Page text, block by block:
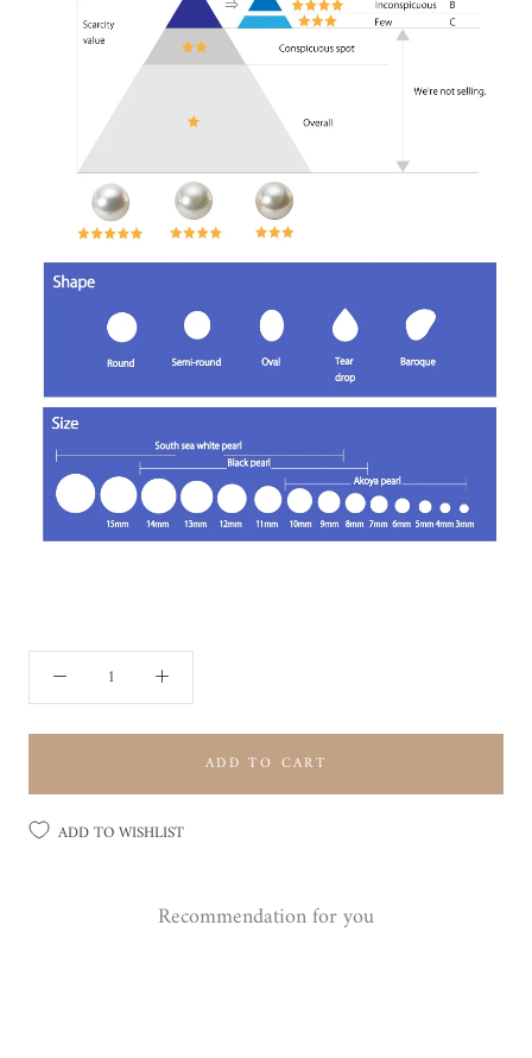
ADD TO CART
ADD TO WISHLIST
Recommendation for you